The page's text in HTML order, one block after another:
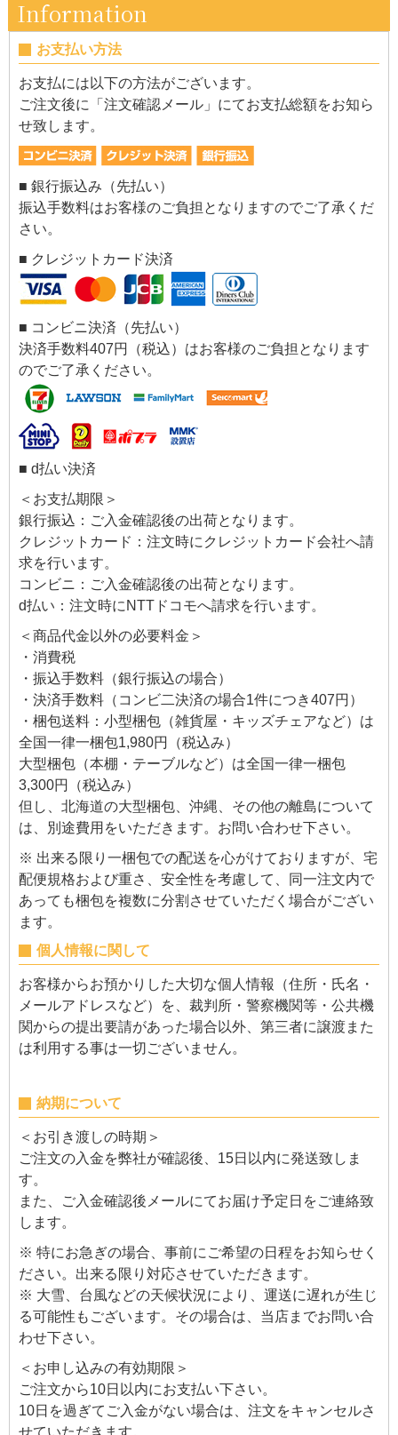
Information
お支払い方法
お支払には以下の方法がございます。
ご注文後に「注文確認メール」にてお支払総額をお知ら
せ致します。
■ 銀行振込み（先払い）
振込手数料はお客様のご負担となりますのでご了承くだ
さい。
■ クレジットカード決済
■ コンビニ決済（先払い）
決済手数料407円（税込）はお客様のご負担となります
のでご了承ください。
■ d払い決済
＜お支払期限＞
銀行振込：ご入金確認後の出荷となります。
クレジットカード：注文時にクレジットカード会社へ請
求を行います。
コンビニ：ご入金確認後の出荷となります。
d払い：注文時にNTTドコモへ請求を行います。
＜商品代金以外の必要料金＞
・消費税
・振込手数料（銀行振込の場合）
・決済手数料（コンビ二決済の場合1件につき407円）
・梱包送料：小型梱包（雑貨屋・キッズチェアなど）は
全国一律一梱包1,980円（税込み）
大型梱包（本棚・テーブルなど）は全国一律一梱包
3,300円（税込み）
但し、北海道の大型梱包、沖縄、その他の離島について
は、別途費用をいただきます。お問い合わせ下さい。
※ 出来る限り一梱包での配送を心がけておりますが、宅
配便規格および重さ、安全性を考慮して、同一注文内で
あっても梱包を複数に分割させていただく場合がござい
ます。
個人情報に関して
お客様からお預かりした大切な個人情報（住所・氏名・
メールアドレスなど）を、裁判所・警察機関等・公共機
関からの提出要請があった場合以外、第三者に譲渡また
は利用する事は一切ございません。
納期について
＜お引き渡しの時期＞
ご注文の入金を弊社が確認後、15日以内に発送致しま
す。
また、ご入金確認後メールにてお届け予定日をご連絡致
します。
※ 特にお急ぎの場合、事前にご希望の日程をお知らせく
ださい。出来る限り対応させていただきます。
※ 大雪、台風などの天候状況により、運送に遅れが生じ
る可能性もございます。その場合は、当店までお問い合
わせ下さい。
＜お申し込みの有効期限＞
ご注文から10日以内にお支払い下さい。
10日を過ぎてご入金がない場合は、注文をキャンセルさ